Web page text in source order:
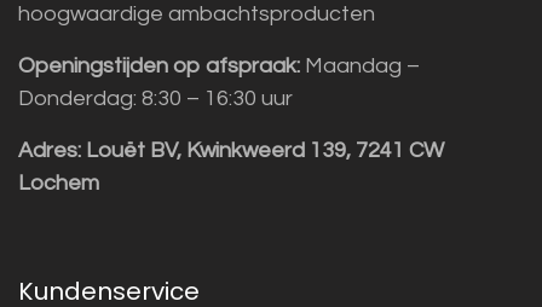
hoogwaardige ambachtsproducten
Openingstijden op afspraak: Maandag –
Donderdag: 8:30 – 16:30 uur
Adres: Louët BV, Kwinkweerd 139, 7241 CW
Lochem
Kundenservice